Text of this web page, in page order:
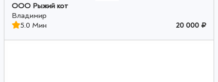
ООО Рыжий кот
Владимир
5.0 Мин
20 000 ₽